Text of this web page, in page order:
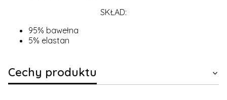
SKŁAD:
95% bawełna
5% elastan
Cechy produktu